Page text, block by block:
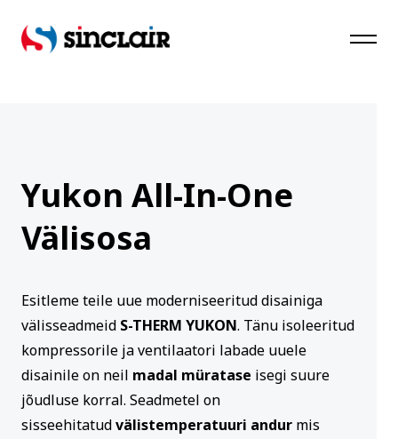
SinClair
Yukon All-In-One
Välisosa
Esitleme teile uue moderniseeritud disainiga
välisseadmeid S-THERM YUKON. Tänu isoleeritud
kompressorile ja ventilaatori labade uuele
disainile on neil madal müratase isegi suure
jõudluse korral. Seadmetel on
sisseehitatudvälistemperatuuri andur mis